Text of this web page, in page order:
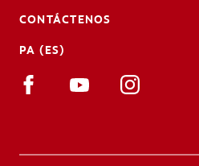
CONTÁCTENOS
PA (ES)